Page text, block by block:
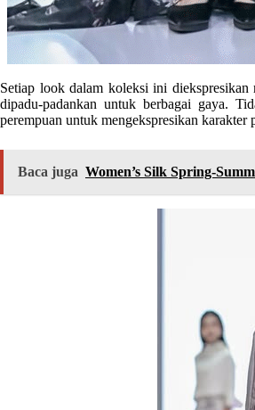
Setiap look dalam koleksi ini
dipadu-padankan untuk berbagai gaya.
perempuan untuk mengekspresikan
Baca juga Women’s Silk Spring-